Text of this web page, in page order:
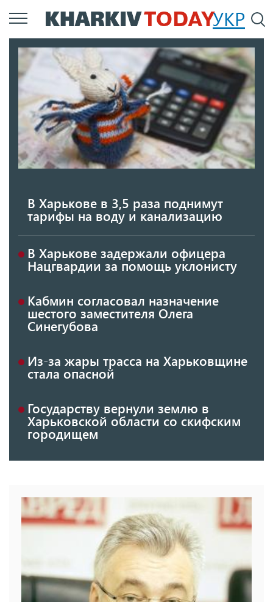
Перейти
к
содержанию
УКР
В Харькове в 3,5 раза поднимут
тарифы на воду и канализацию
В Харькове задержали офицера
Нацгвардии за помощь уклонисту
Кабмин согласовал назначение
шестого заместителя Олега
Синегубова
Из-за жары трасса на Харьковщине
стала опасной
Государству вернули землю в
Харьковской области со скифским
городищем